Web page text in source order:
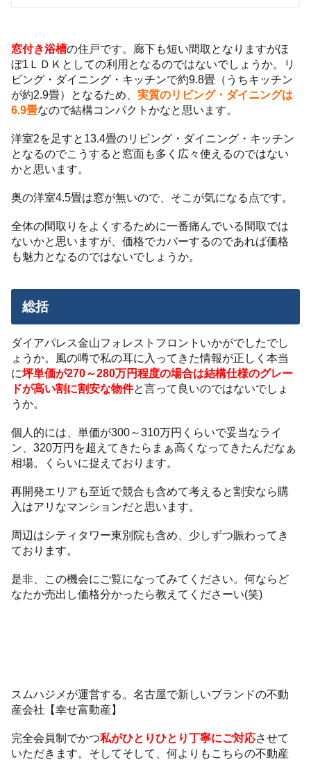
窓付き浴槽の住戸です。廊下も短い間取となりますがほ
ぼ1ＬＤＫとしての利用となるのではないでしょうか。リ
ビング・ダイニング・キッチンで約9.8畳（うちキッチン
が約2.9畳）となるため、実質のリビング・ダイニングは
6.9畳なので結構コンパクトかなと思います。
洋室2を足すと13.4畳のリビング・ダイニング・キッチン
となるのでこうすると窓面も多く広々使えるのではない
かと思います。
奥の洋室4.5畳は窓が無いので、そこが気になる点です。
全体の間取りをよくするために一番痛んでいる間取では
ないかと思いますが、価格でカバーするのであれば価格
も魅力となるのではないでしょうか。
総括
ダイアパレス金山フォレストフロントいかがでしたでし
ょうか。風の噂で私の耳に入ってきた情報が正しく本当
に坪単価が270～280万円程度の場合は結構仕様のグレー
ドが高い割に割安な物件と言って良いのではないでしょ
うか。
個人的には、単価が300～310万円くらいで妥当なライ
ン、320万円を超えてきたらまぁ高くなってきたんだなぁ
相場。くらいに捉えております。
再開発エリアも至近で競合も含めて考えると割安なら購
入はアリなマンションだと思います。
周辺はシティタワー東別院も含め、少しずつ賑わってき
ております。
是非、この機会にご覧になってみてください。何ならど
なたか売出し価格分かったら教えてくださーい(笑)
スムハジメが運営する。名古屋で新しいブランドの不動
産会社【幸せ富動産】
完全会員制でかつ私がひとりひとり丁寧にご対応させて
いただきます。そしてそして、何よりもこちらの不動産